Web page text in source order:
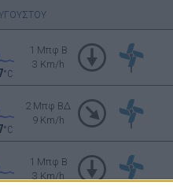
°C
1 Μπφ B
3 Km/h
°C
2 Μπφ ΒΔ
9 Km/h
°C
1 Μπφ B
3 Km/h